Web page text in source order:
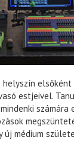
estjeivel.
új médium